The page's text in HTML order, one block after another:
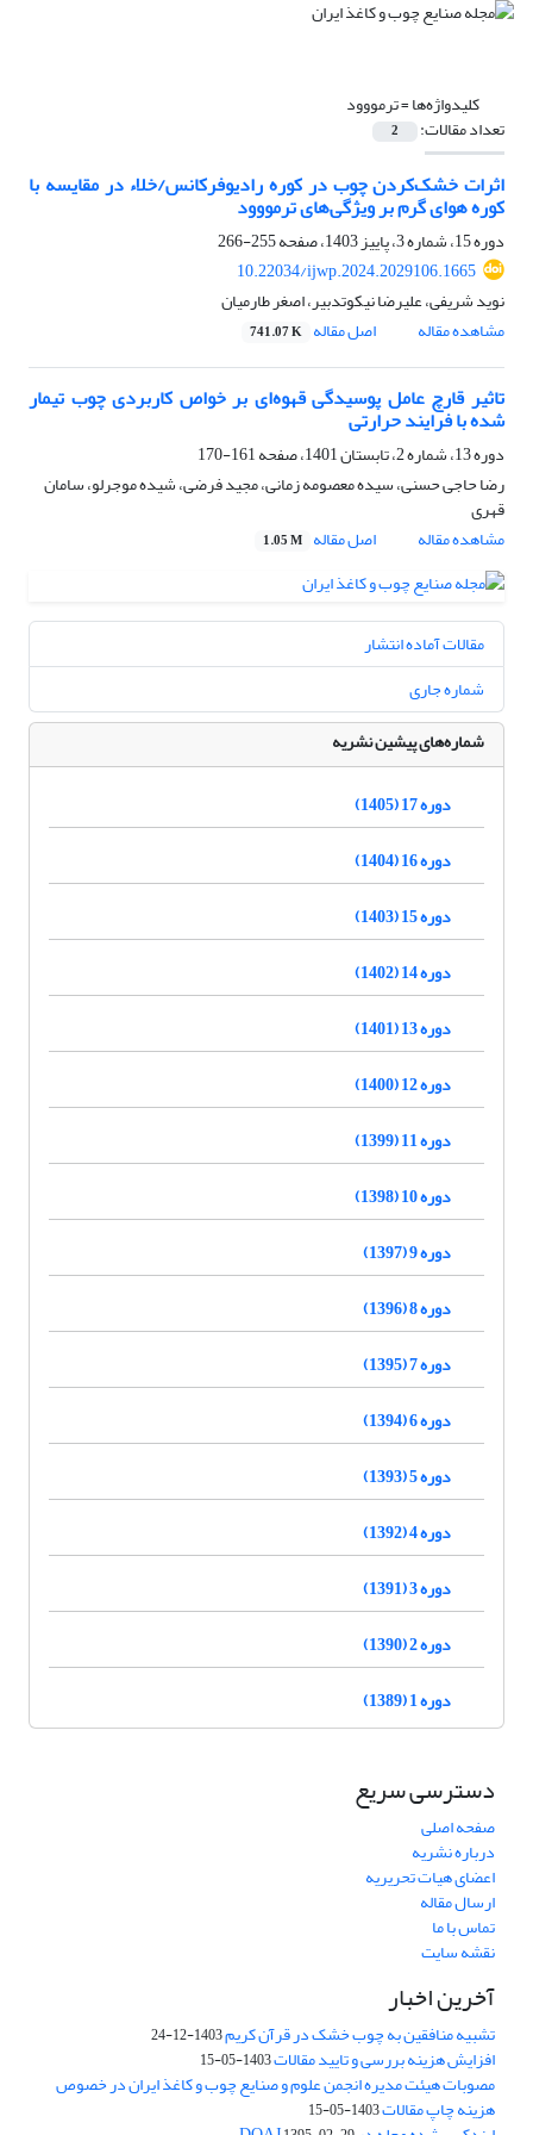
کلیدواژه‌ها =ترمووود
تعداد مقالات: 2
اثرات خشک‌کردن چوب در کوره رادیوفرکانس/خلاء در مقایسه با
کوره هوای گرم بر ویژگی‌های ترمووود
دوره 15، شماره 3، پاییز 1403، صفحه
255-266
10.22034/ijwp.2024.2029106.1665
نوید شریفی، علیرضا نیکوتدبیر، اصغر طارمیان
مشاهده مقاله
اصل مقاله 741.07 K
تاثیر قارچ عامل پوسیدگی قهوه‌ای بر خواص کاربردی چوب تیمار
شده با فرایند حرارتی
دوره 13، شماره 2، تابستان 1401، صفحه
161-170
رضا حاجی حسنی، سیده معصومه زمانی، مجید فرضی، شیده موجرلو، سامان
قهری
مشاهده مقاله
اصل مقاله 1.05 M
مقالات آماده انتشار
شماره جاری
شماره‌های پیشین نشریه
دوره 17 (1405)
دوره 16 (1404)
دوره 15 (1403)
دوره 14 (1402)
دوره 13 (1401)
دوره 12 (1400)
دوره 11 (1399)
دوره 10 (1398)
دوره 9 (1397)
دوره 8 (1396)
دوره 7 (1395)
دوره 6 (1394)
دوره 5 (1393)
دوره 4 (1392)
دوره 3 (1391)
دوره 2 (1390)
دوره 1 (1389)
دسترسی سریع
صفحه اصلی
درباره نشریه
اعضای هیات تحریریه
ارسال مقاله
تماس با ما
نقشه سایت
آخرین اخبار
تشبیه منافقین به چوب خشک در قرآن کریم1403-12-24
افزایش هزینه بررسی و تایید مقالات1403-05-15
مصوبات هیئت مدیره انجمن علوم و صنایع چوب و کاغذ ایران در خصوص
هزینه چاپ مقالات1403-05-15